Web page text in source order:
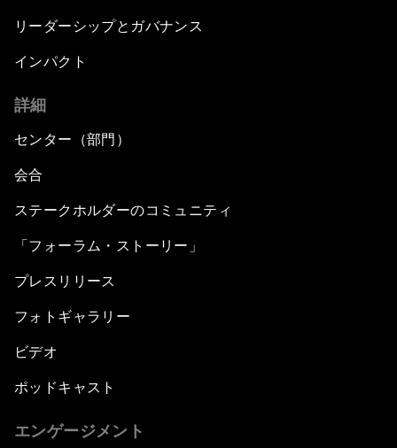
リーダーシップとガバナンス
インパクト
詳細
センター（部門）
会合
ステークホルダーのコミュニティ
「フォーラム・ストーリー」
プレスリリース
フォトギャラリー
ビデオ
ポッドキャスト
エンゲージメント